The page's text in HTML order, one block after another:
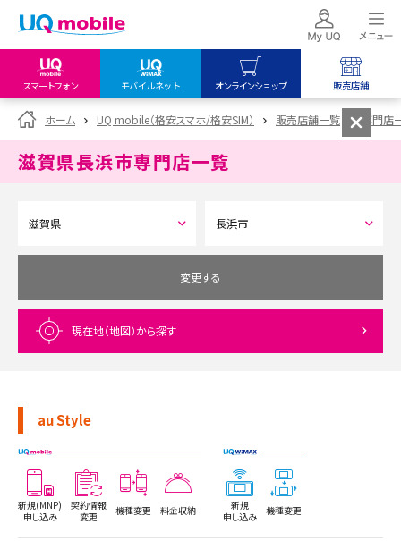
スマートフォン モバイルネット オンラインショップ 販売店舗
my UQ WiMAX
UQ WiMAX ご契約の方
My UQ mobile
データチャージサイト
UQ mobile
オンラインショップ
UQ WiMAX
UQ mobile
販売店舗
UQ WiMAX
ホーム UQ mobile（格安スマホ/格安SIM） 販売店舗一覧 専門店
滋賀県長浜市専門店一覧
変更する
現在地（地図）から探す
au Style
新規(MNP)
申し込み
契約情報
変更
機種変更 料金収納
新規
申し込み
機種変更